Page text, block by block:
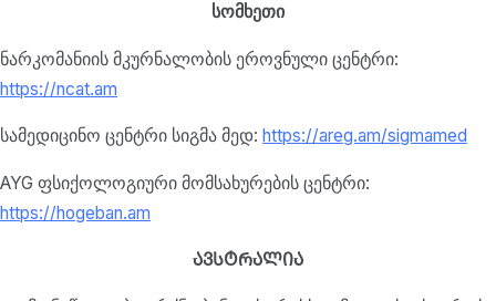
სომხეთი
ნარკომანიის მკურნალობის ეროვნული ცენტრი:
https://ncat.am
სამედიცინო ცენტრი სიგმა მედ: https://areg.am/sigmamed
AYG ფსიქოლოგიური მომსახურების ცენტრი:
https://hogeban.am
ᲐᲕᲡᲢᲠᲐᲚᲘᲐ